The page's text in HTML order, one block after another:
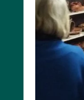
Parken